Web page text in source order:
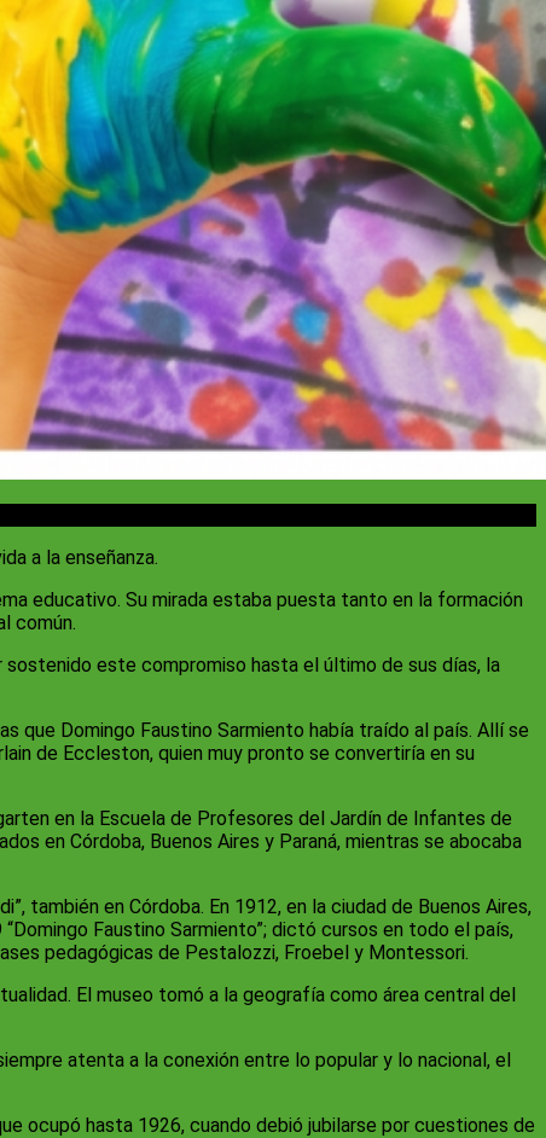
a la enseñanza.
educativo. Su mirada estaba puesta tanto en la formación
común.
sostenido este compromiso hasta el último de sus días, la
que Domingo Faustino Sarmiento había traído al país. Allí se
de Eccleston, quien muy pronto se convertiría en su
en la Escuela de Profesores del Jardín de Infantes de
en Córdoba, Buenos Aires y Paraná, mientras se abocaba
también en Córdoba. En 1912, en la ciudad de Buenos Aires,
Faustino Sarmiento”; dictó cursos en todo el país,
pedagógicas de Pestalozzi, Froebel y Montessori.
El museo tomó a la geografía como área central del
atenta a la conexión entre lo popular y lo nacional, el
ocupó hasta 1926, cuando debió jubilarse por cuestiones de